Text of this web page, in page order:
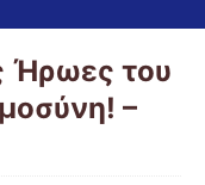
Ήρωες του
–